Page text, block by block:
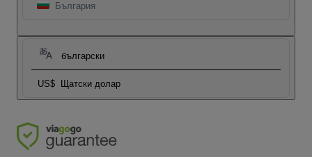
България
български
US$ Щатски долар